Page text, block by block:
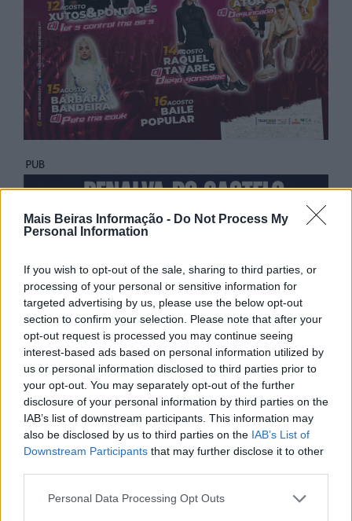
Mais Beiras Informação - Do Not Process My
Personal Information
If you wish to opt-out of the sale, sharing to third parties, or
processing of your personal or sensitive information for
targeted advertising by us, please use the below opt-out
section to confirm your selection. Please note that after your
opt-out request is processed you may continue seeing
interest-based ads based on personal information utilized by
us or personal information disclosed to third parties prior to
your opt-out. You may separately opt-out of the further
disclosure of your personal information by third parties on the
IAB’s list of downstream participants. This information may
also be disclosed by us to third parties on the IAB’s List of
Downstream Participants that may further disclose it to other
Personal Data Processing Opt Outs